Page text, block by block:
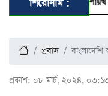
শিরোনাম :
নববীতে শুক্রবার শায়খ
প্রবাস
প্রকাশ: ০৮ মার্চ, ২০২৪,